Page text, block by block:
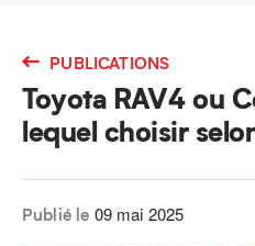
PUBLICATIONS
Toyota RAV4 ou
lequel choisir
Publié le 09 mai 2025